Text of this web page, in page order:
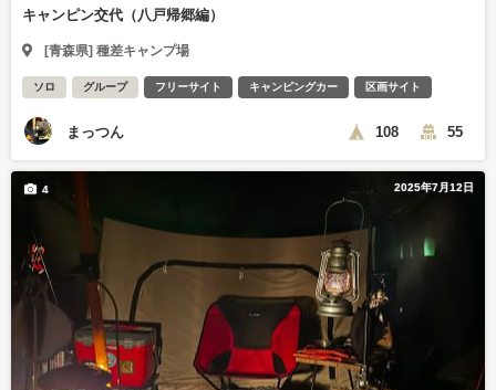
キャンピン交代（八戸帰郷編）
[青森県] 種差キャンプ場
ソロ グループ フリーサイト キャンピングカー 区画サイト
まっつん 108 55
2025年7月12日
4